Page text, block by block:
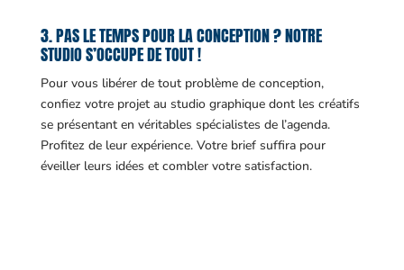
3. PAS LE TEMPS POUR LA CONCEPTION ? NOTRE
STUDIO S’OCCUPE DE TOUT !
Pour vous libérer de tout problème de conception,
confiez votre projet au studio graphique dont les créatifs
se présentant en véritables spécialistes de l’agenda.
Profitez de leur expérience. Votre brief suffira pour
éveiller leurs idées et combler votre satisfaction.